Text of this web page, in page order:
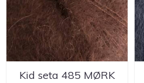
Kid seta 485 MØRK